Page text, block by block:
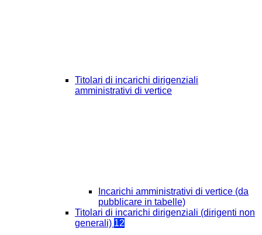
Titolari di incarichi dirigenziali
amministrativi di vertice
Incarichi amministrativi di vertice (da
pubblicare in tabelle)
Titolari di incarichi dirigenziali (dirigenti non
generali) 12